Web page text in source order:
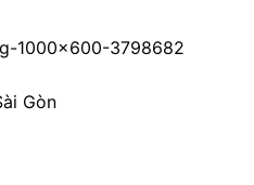
Gòn